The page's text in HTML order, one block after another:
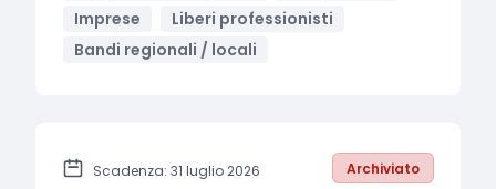
Imprese
Liberi professionisti
Bandi regionali / locali
Scadenza: 31 luglio 2026 Archiviato